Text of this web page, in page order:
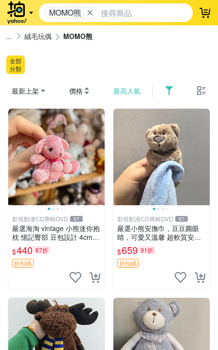
MOMO熊 登
絨毛玩偶 MOMO熊
全部
分類
最新上架 價格 最高人氣
影視動漫CD專輯DVD 57
嚴選海淘 vintage 小熊迷你抱
枕 憶記臀部 豆包設計 4cm
高 推薦收藏 迷你豆包小熊、
高臀部、豆袋抱枕
$440 87折
折扣碼
影視動漫CD專輯DVD 57
嚴選小熊安撫巾，豆豆圓眼
睛，可愛又溫馨 超軟質安撫
巾，豆豆設計，哄睡好幫手
約克豆豆眼安撫巾 數碼豆豆
眼
$659 91折
折扣碼